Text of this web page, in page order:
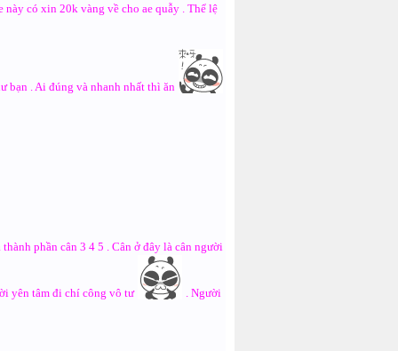
có xin 20k vàng về cho ae quẫy . Thể lệ
bạn . Ai đúng và nhanh nhất thì ăn
phần cân 3 4 5 . Cân ở đây là cân người
yên tâm đi chí công vô tư
. Người